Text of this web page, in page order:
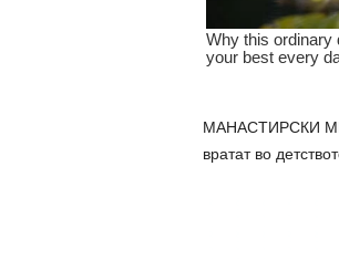
МАНАСТИРСКИ
вратат во